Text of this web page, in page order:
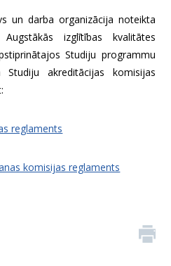
un darba organizācija noteikta
izglītības kvalitātes
Studiju programmu
Studiju akreditācijas komisijas
reglaments
komisijas reglaments